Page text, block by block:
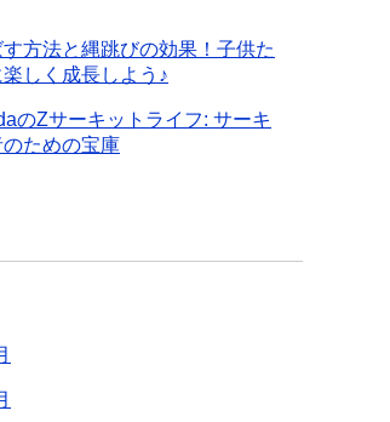
方法と縄跳びの効果！子供た
しく成長しよう♪
のZサーキットライフ: サーキ
ための宝庫